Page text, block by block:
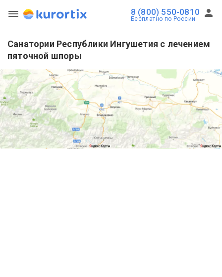
8 (800) 550-0810
Бесплатно по России
Санатории Республики Ингушетия с лечением
пяточной шпоры